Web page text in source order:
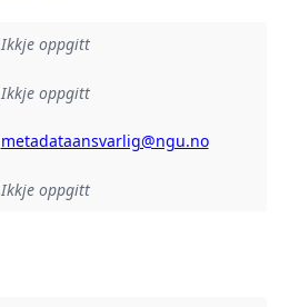
Ikkje oppgitt
Ikkje oppgitt
metadataansvarlig@ngu.no
Ikkje oppgitt